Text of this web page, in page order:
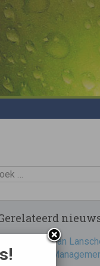
Van